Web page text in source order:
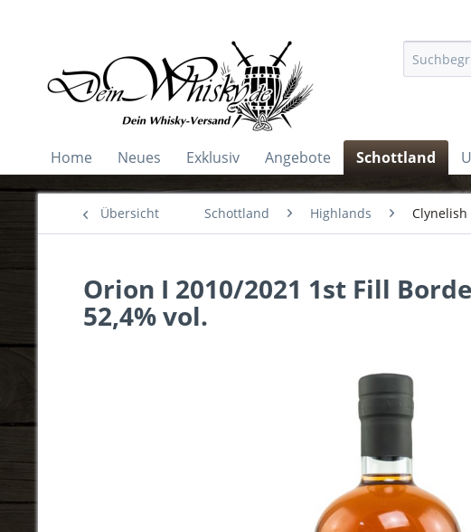
Home Neues Exklusiv Angebote Schottland
Übersicht Schottland Highlands Clynelish
Orion I 2010/2021 1st Fill
52,4% vol.